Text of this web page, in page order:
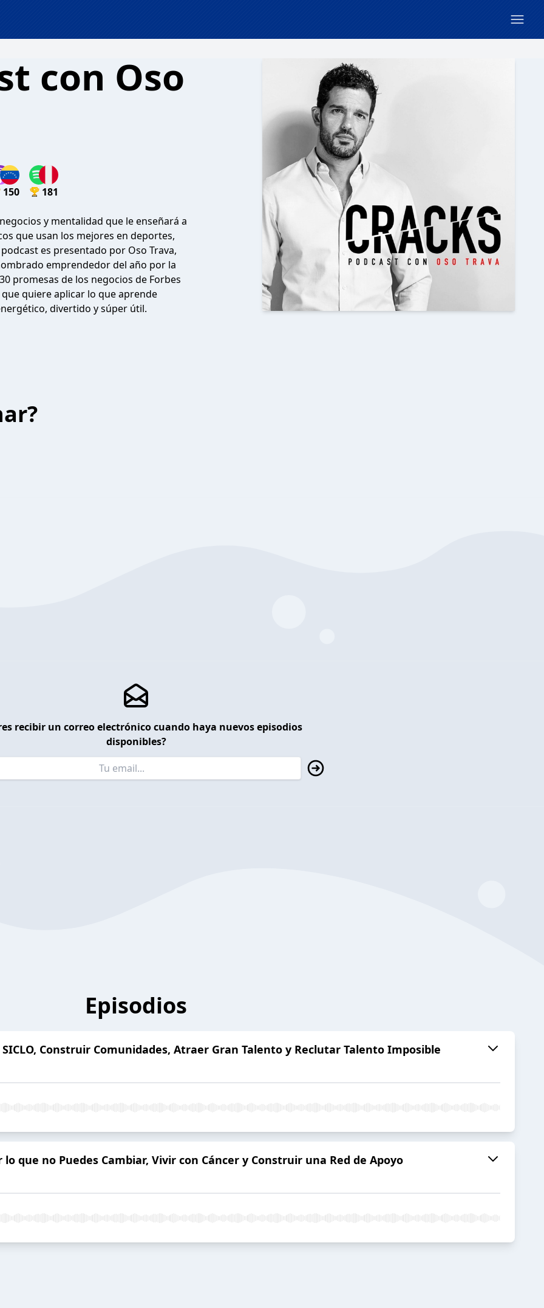
con Oso
150 181
y mentalidad que le enseñará a
que usan los mejores en deportes,
es presentado por Oso Trava,
emprendedor del año por la
promesas de los negocios de Forbes
quiere aplicar lo que aprende
divertido y súper útil.
recibir un correo electrónico cuando haya nuevos episodios
disponibles?
Episodios
Construir Comunidades, Atraer Gran Talento y Reclutar Talento Imposible
lo que no Puedes Cambiar, Vivir con Cáncer y Construir una Red de Apoyo